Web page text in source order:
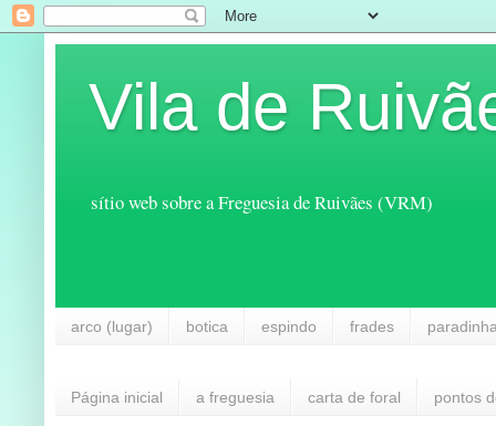
Vila de
sítio web sobre a Freguesia de Ruivães (VRM)
arco (lugar) botica espindo frades
Página inicial a freguesia carta de foral pontos